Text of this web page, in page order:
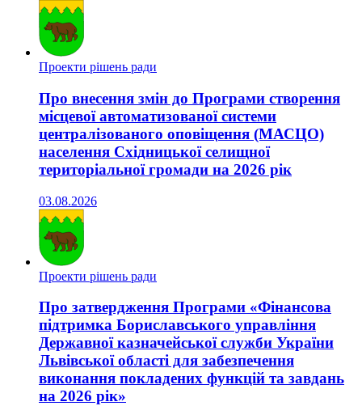
Проекти рішень ради
Про внесення змін до Програми створення
місцевої автоматизованої системи
централізованого оповіщення (МАСЦО)
населення Східницької селищної
територіальної громади на 2026 рік
03.08.2026
Проекти рішень ради
Про затвердження Програми «Фінансова
підтримка Бориславського управління
Державної казначейської служби України
Львівської області для забезпечення
виконання покладених функцій та завдань
на 2026 рік»